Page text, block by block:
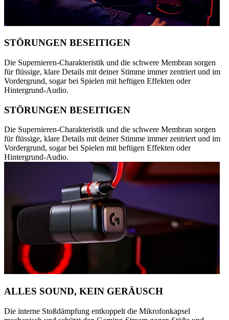
STÖRUNGEN BESEITIGEN
Die Supernieren-Charakteristik und die schwere Membran sorgen
für flüssige, klare Details mit deiner Stimme immer zentriert und im
Vordergrund, sogar bei Spielen mit heftigen Effekten oder
Hintergrund-Audio.
STÖRUNGEN BESEITIGEN
Die Supernieren-Charakteristik und die schwere Membran sorgen
für flüssige, klare Details mit deiner Stimme immer zentriert und im
Vordergrund, sogar bei Spielen mit heftigen Effekten oder
Hintergrund-Audio.
ALLES SOUND, KEIN GERÄUSCH
Die interne Stoßdämpfung entkoppelt die Mikrofonkapsel